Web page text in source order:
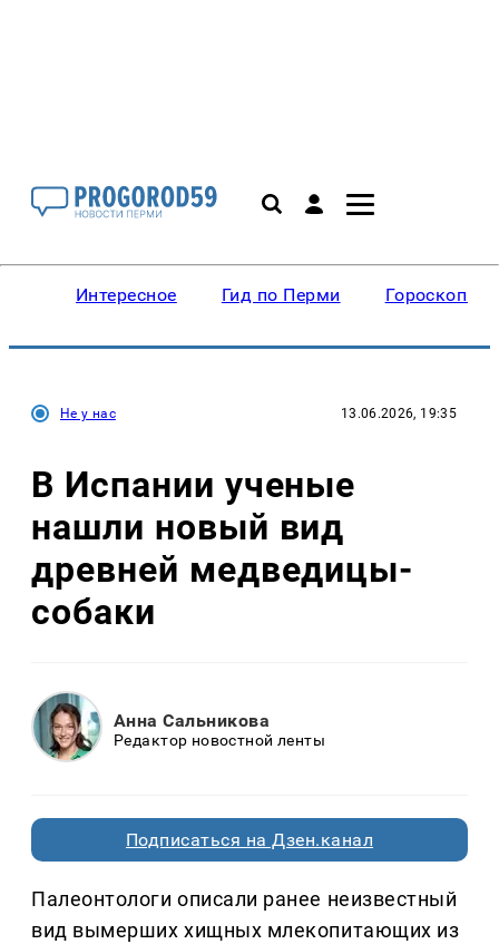
Интересное Гид по Перми Гороскопы
Не у нас 13.06.2026, 19:35
В Испании ученые
нашли новый вид
древней медведицы-
собаки
Анна Сальникова
Редактор новостной ленты
Подписаться на Дзен.канал
Палеонтологи описали ранее неизвестный
вид вымерших хищных млекопитающих из